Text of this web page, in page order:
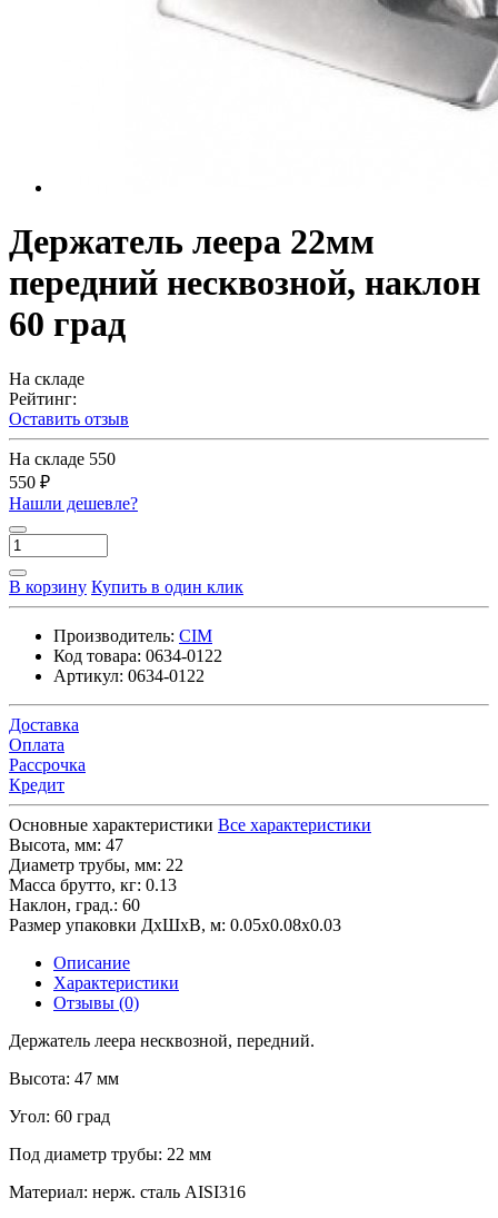
Держатель леера 22мм
передний несквозной, наклон
60 град
На складе
Рейтинг:
Оставить отзыв
На складе 550
550 ₽
Нашли дешевле?
В корзину Купить в один клик
Производитель: CIM
Код товара: 0634-0122
Артикул: 0634-0122
Доставка
Оплата
Рассрочка
Кредит
Основные характеристики Все характеристики
Высота, мм: 47
Диаметр трубы, мм: 22
Масса брутто, кг: 0.13
Наклон, град.: 60
Размер упаковки ДхШхВ, м: 0.05x0.08x0.03
Описание
Характеристики
Отзывы (0)
Держатель леера несквозной, передний.
Высота: 47 мм
Угол: 60 град
Под диаметр трубы: 22 мм
Материал: нерж. сталь AISI316